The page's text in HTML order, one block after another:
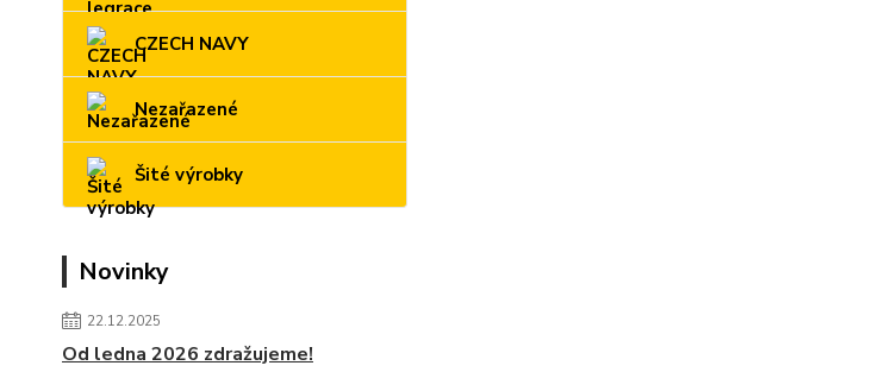
CZECH NAVY
Nezařazené
Šité výrobky
Novinky
22.12.2025
Od ledna 2026 zdražujeme!